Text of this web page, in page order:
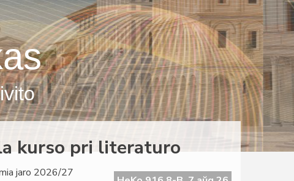
kurso pri literaturo
jaro 2026/27